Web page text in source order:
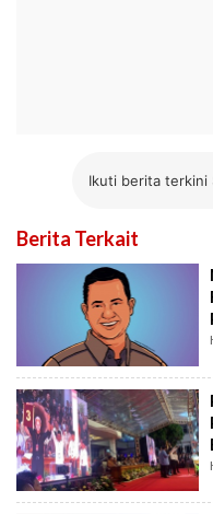
Ikuti berita terkini
Berita Terkait